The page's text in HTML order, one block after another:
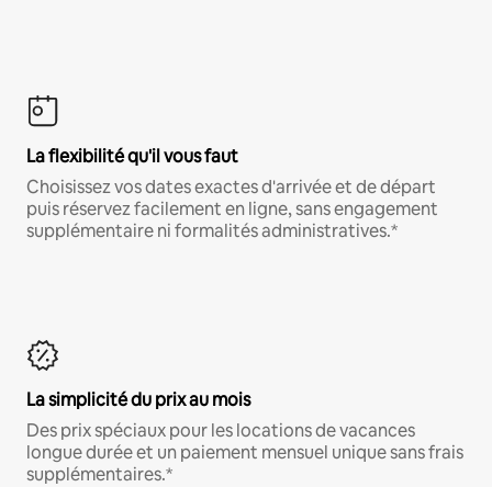
La flexibilité qu'il vous faut
Choisissez vos dates exactes d'arrivée et de départ
puis réservez facilement en ligne, sans engagement
supplémentaire ni formalités administratives.*
La simplicité du prix au mois
Des prix spéciaux pour les locations de vacances
longue durée et un paiement mensuel unique sans frais
supplémentaires.*